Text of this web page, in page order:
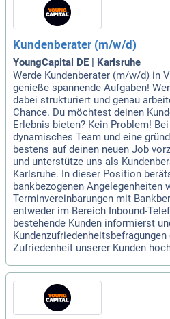
Kundenberater (m/w/d)
YoungCapital DE | Karlsruhe
Werde Kundenberater (m/w/d) in
genieße spannende Aufgaben!
dabei strukturiert und genau
Chance. Du möchtest deinen
Erlebnis bieten? Kein Problem!
dynamisches Team und eine
bestens auf deinen neuen Job
und unterstütze uns als
Karlsruhe. In dieser Position
bankbezogenen Angelegenheiten
Terminvereinbarungen mit
entweder im Bereich Inbound-
bestehende Kunden informierst
Zufriedenheit unserer Kunden